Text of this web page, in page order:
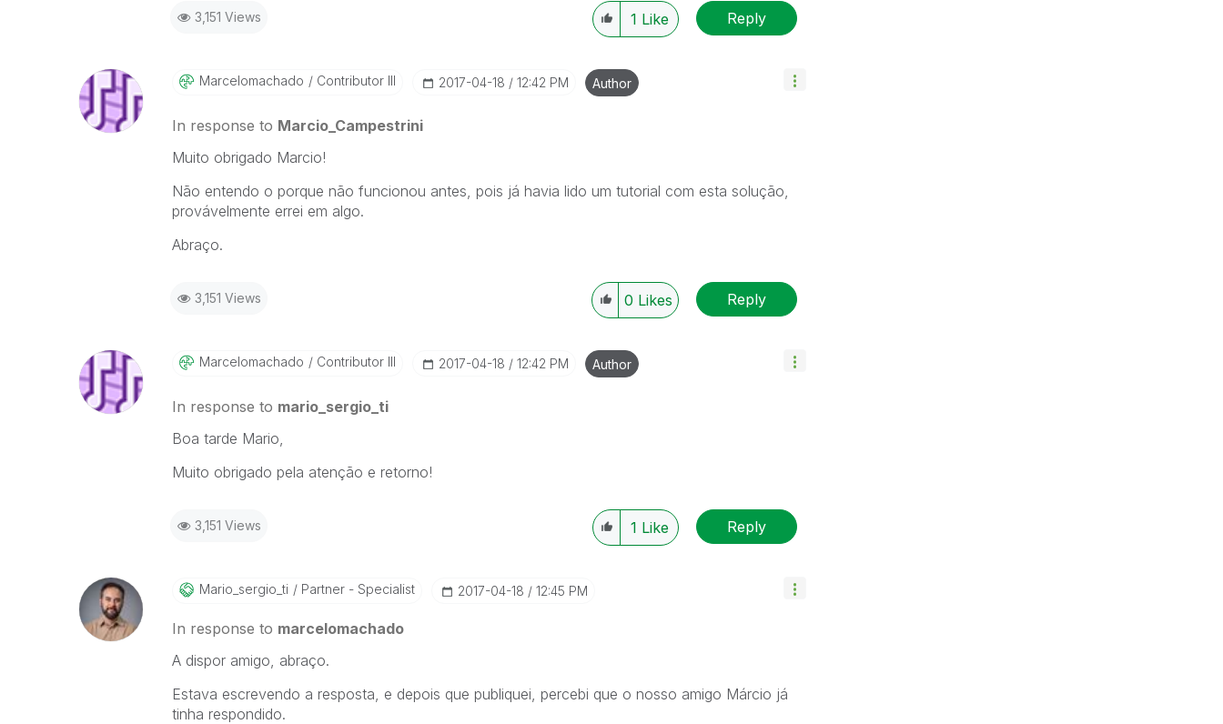
3,151 Views 1 Like Reply
Marcelomachado Contributor III ‎2017-04-18 12:42 PM Author
In response to Marcio_Campestrini
Muito obrigado Marcio!
Não entendo o porque não funcionou antes, pois já havia lido um tutorial com esta solução,
provávelmente errei em algo.
Abraço.
3,151 Views 0 Likes Reply
Marcelomachado Contributor III ‎2017-04-18 12:42 PM Author
In response to mario_sergio_ti
Boa tarde Mario,
Muito obrigado pela atenção e retorno!
3,151 Views 1 Like Reply
Mario_sergio_ti Partner - Specialist ‎2017-04-18 12:45 PM
In response to marcelomachado
A dispor amigo, abraço.
Estava escrevendo a resposta, e depois que publiquei, percebi que o nosso amigo Márcio já
tinha respondido.